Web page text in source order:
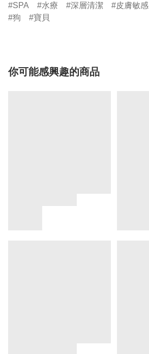
SPA
水療 深層清潔 皮膚敏感
狗
寶貝
你可能感興趣的商品